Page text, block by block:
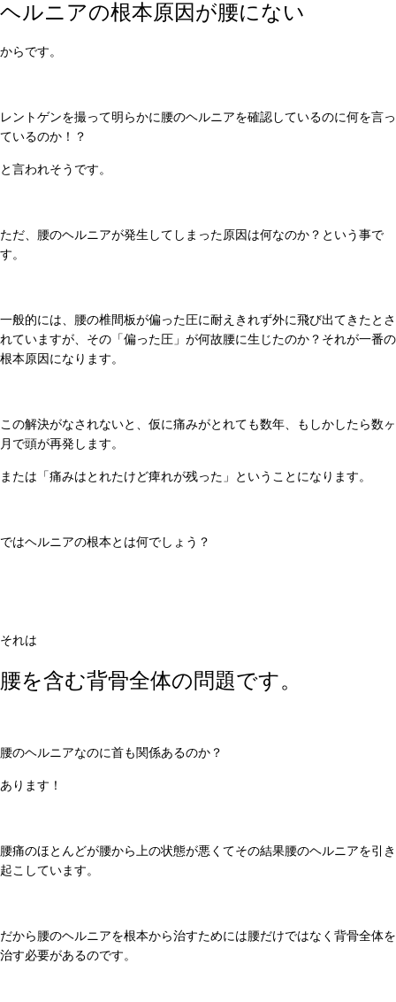
ヘルニアの根本原因が腰にない
からです。
レントゲンを撮って明らかに腰のヘルニアを確認しているのに何を言っ
ているのか！？
と言われそうです。
ただ、腰のヘルニアが発生してしまった原因は何なのか？という事で
す。
一般的には、腰の椎間板が偏った圧に耐えきれず外に飛び出てきたとさ
れていますが、その「偏った圧」が何故腰に生じたのか？それが一番の
根本原因になります。
この解決がなされないと、仮に痛みがとれても数年、もしかしたら数ヶ
月で頭が再発します。
または「痛みはとれたけど痺れが残った」ということになります。
ではヘルニアの根本とは何でしょう？
それは
腰を含む背骨全体の問題です。
腰のヘルニアなのに首も関係あるのか？
あります！
腰痛のほとんどが腰から上の状態が悪くてその結果腰のヘルニアを引き
起こしています。
だから腰のヘルニアを根本から治すためには腰だけではなく背骨全体を
治す必要があるのです。